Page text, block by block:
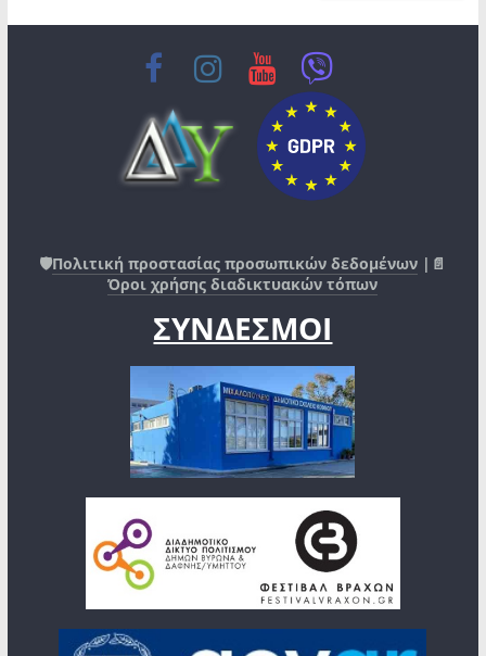
🛡️Πολιτική προστασίας προσωπικών δεδομένων |📄
Όροι χρήσης διαδικτυακών τόπων
ΣΥΝΔΕΣΜΟΙ